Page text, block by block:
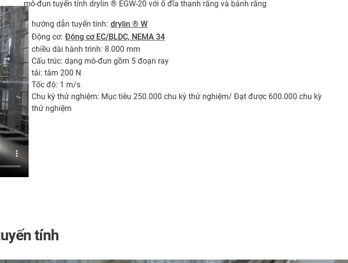
mô-đun tuyến tính drylin ® EGW-20 với ổ đĩa thanh răng và bánh răng
hướng dẫn tuyến tính: drylin ® W
Động cơ: Động cơ EC/BLDC, NEMA 34
chiều dài hành trình: 8.000 mm
Cấu trúc: dạng mô-đun gồm 5 đoạn ray
tải: tâm 200 N
Tốc độ: 1 m/s
Chu kỳ thử nghiệm: Mục tiêu 250.000 chu kỳ thử nghiệm/ Đạt được 600.000 chu kỳ
thử nghiệm
tính